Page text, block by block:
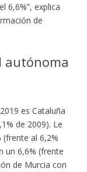
6,6%”, explica
de
autónoma
es Cataluña
de 2009). Le
(frente al 6,2%
un 6,6% (frente
de Murcia con